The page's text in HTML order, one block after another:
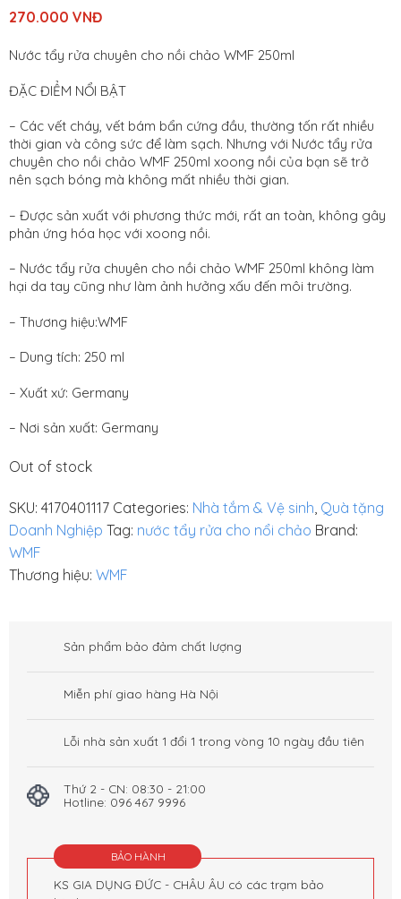
Original
was:
280.000
VNĐ.
270.000 VNĐ
price
is:
VNĐ.
Nước tẩy rửa chuyên cho nồi chảo WMF 250ml
ĐẶC ĐIỂM NỔI BẬT
– Các vết cháy, vết bám bẩn cứng đầu, thường tốn rất nhiều
thời gian và công sức để làm sạch. Nhưng với Nước tẩy rửa
chuyên cho nồi chảo WMF 250ml xoong nồi của bạn sẽ trở
nên sạch bóng mà không mất nhiều thời gian.
– Được sản xuất với phương thức mới, rất an toàn, không gây
phản ứng hóa học với xoong nồi.
– Nước tẩy rửa chuyên cho nồi chảo WMF 250ml không làm
hại da tay cũng như làm ảnh hưởng xấu đến môi trường.
– Thương hiệu:WMF
– Dung tích: 250 ml
– Xuất xứ: Germany
– Nơi sản xuất: Germany
Out of stock
SKU: 4170401117 Categories: Nhà tắm & Vệ sinh Quà tặng
Doanh Nghiệp Tag: nước tẩy rửa cho nổi chảo Brand:
WMF
Thương hiệu: WMF
Sản phẩm bảo đảm chất lượng
Miễn phí giao hàng Hà Nội
Lỗi nhà sản xuất 1 đổi 1 trong vòng 10 ngày đầu tiên
Thứ 2 - CN: 08:30 - 21:00
Hotline: 096 467 9996
BẢO HÀNH
KS GIA DỤNG ĐỨC - CHÂU ÂU có các trạm bảo